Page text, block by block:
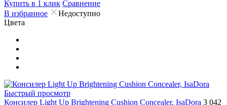
Купить в 1 клик Сравнение
В избранное
Недоступно
Цвета
Быстрый просмотр
Консилер Light Up Brightening Cushion Concealer, IsaDora 3 042